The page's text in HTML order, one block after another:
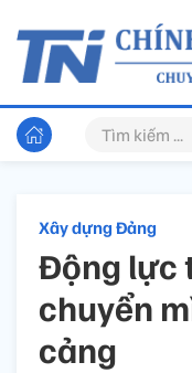
Xây dựng Đảng
Động lực
chuyển
cảng